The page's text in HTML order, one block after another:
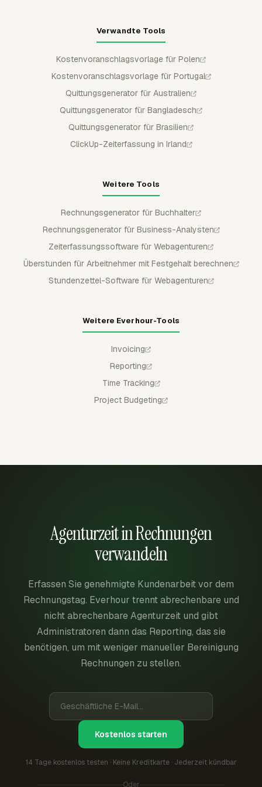
Verwandte Tools
Kostenvoranschlagsvorlage für Polen
Kostenvoranschlagsvorlage für Portugal
Quittungsgenerator für Australien
Quittungsgenerator für Bangladesch
Quittungsgenerator für Brasilien
ClickUp-Zeiterfassung in Irland
Weitere Tools
Rechnungsgenerator für Buchhalter
Rechnungsgenerator für Business-Analysten
Zeiterfassungssoftware für Webagenturen
Überstunden für Arbeitnehmer mit Festgehalt berechnen
Stundenzettel-Software für Webagenturen
Weitere Everhour-Tools
Invoicing
Reporting
Time Tracking
Project Budgeting
Agenturzeit in Rechnungen
verwandeln
Erfassen Sie genehmigte Kundenarbeit vor dem
Rechnungstag. Everhour trennt abrechenbare und
nicht abrechenbare Agenturzeit und gibt
Administratoren dann das Reporting, das sie
benötigen, um mit weniger manueller Bereinigung
Rechnungen zu stellen.
Kostenlos starten
14 Tage kostenlos testen · Keine Kreditkarte · Jederzeit kündbar
Oder